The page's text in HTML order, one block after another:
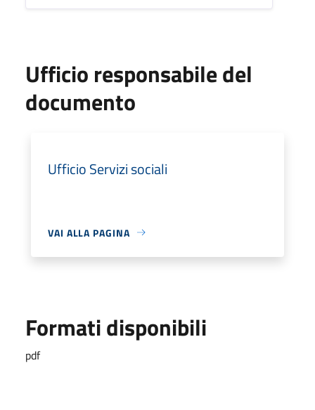
Ufficio responsabile del
documento
Ufficio Servizi sociali
VAI ALLA PAGINA
Formati disponibili
pdf